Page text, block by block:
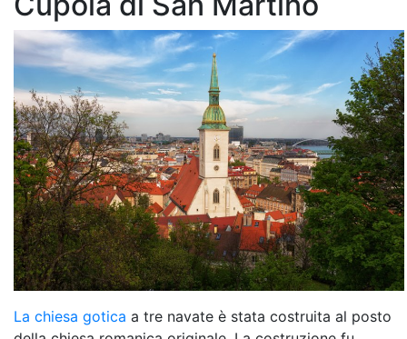
La chiesa gotica a tre navate è stata costruita al posto